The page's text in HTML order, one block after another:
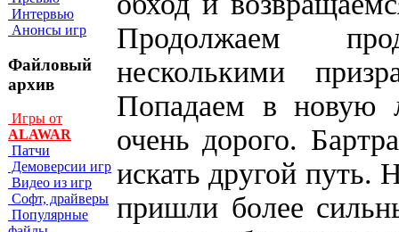
Интервью
Анонсы игр
Файловый
архив
Игры от
ALAWAR
Патчи
Демоверсии игр
Видео из игр
Софт, драйверы
Популярные
Продолжаем
несколькими
Попадаем в новую
очень дорого.
искать другой путь.
пришли более